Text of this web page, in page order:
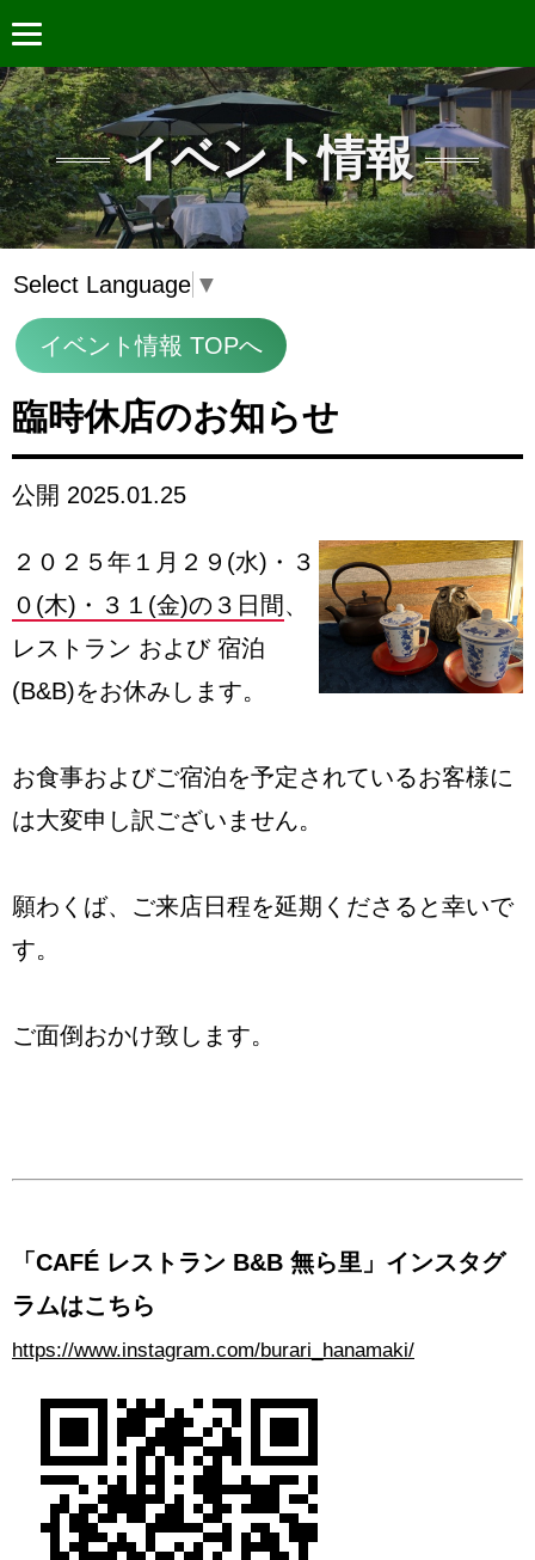
イベント情報
Select Language ▼
イベント情報 TOPへ
臨時休店のお知らせ
公開 2025.01.25
２０２５年１月２９(水)・３
０(木)・３１(金)の３日間 、
レストラン および 宿泊
(B&B)をお休みします。
お食事およびご宿泊を予定されているお客様に
は大変申し訳ございません。
願わくば、ご来店日程を延期くださると幸いで
す。
ご面倒おかけ致します。
「CAFÉ レストラン B&B 無ら里」インスタグ
ラムはこちら
https://www.instagram.com/burari_hanamaki/